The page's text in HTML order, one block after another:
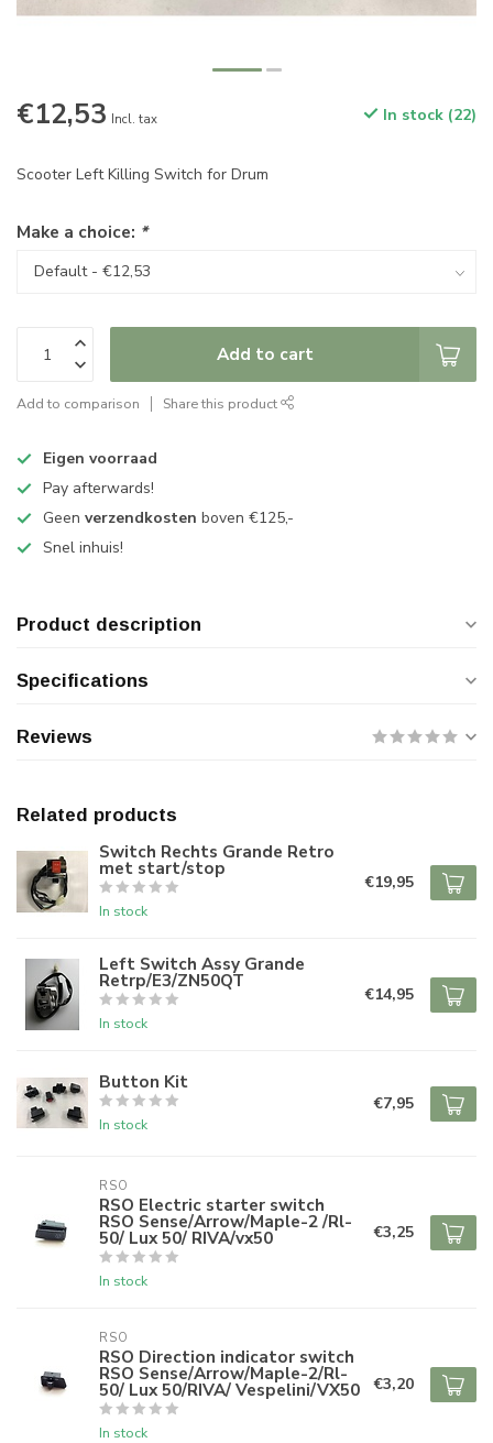
€12,53 Incl. tax In stock (22)
Scooter Left Killing Switch for Drum
Make a choice: *
Add to cart
Add to comparison Share this product
Eigen voorraad
Pay afterwards!
Geen verzendkosten boven €125,-
Snel inhuis!
Product description
Specifications
Reviews
Related products
Switch Rechts Grande Retro
met start/stop
In stock
€19,95
Left Switch Assy Grande
Retrp/E3/ZN50QT
In stock
€14,95
Button Kit
In stock
€7,95
RSO
RSO Electric starter switch
RSO Sense/Arrow/Maple-2 /Rl-
50/ Lux 50/ RIVA/vx50
In stock
€3,25
RSO
RSO Direction indicator switch
RSO Sense/Arrow/Maple-2/Rl-
50/ Lux 50/RIVA/ Vespelini/VX50
In stock
€3,20